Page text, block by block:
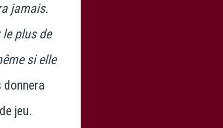
jamais.
le plus de
si elle
donnera
jeu.